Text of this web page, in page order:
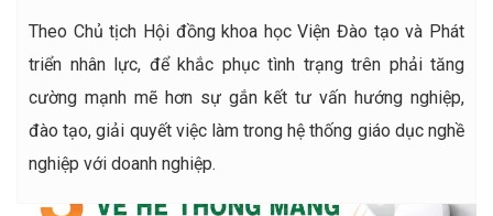
Theo Chủ tịch Hội đồng khoa học Viện Đào tạo và Phát
triển nhân lực, để khắc phục tình trạng trên phải tăng
cường mạnh mẽ hơn sự gắn kết tư vấn hướng nghiệp,
đào tạo, giải quyết việc làm trong hệ thống giáo dục nghề
nghiệp với doanh nghiệp.